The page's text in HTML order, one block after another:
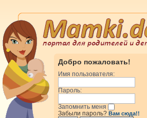
Добро пожаловать!
Имя пользователя:
Пароль:
Запомнить меня
Забыли пароль? Вам сюда!!